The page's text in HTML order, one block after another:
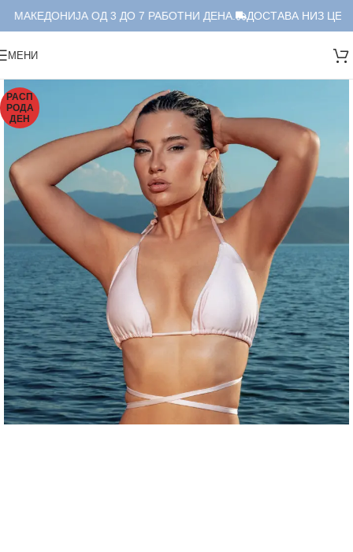
МАКЕДОНИЈА ОД 3 ДО 7 РАБОТНИ ДЕНА. ДОСТАВА НИЗ ЦЕЛА
МЕНИ
РАСП
РОДА
ДЕН